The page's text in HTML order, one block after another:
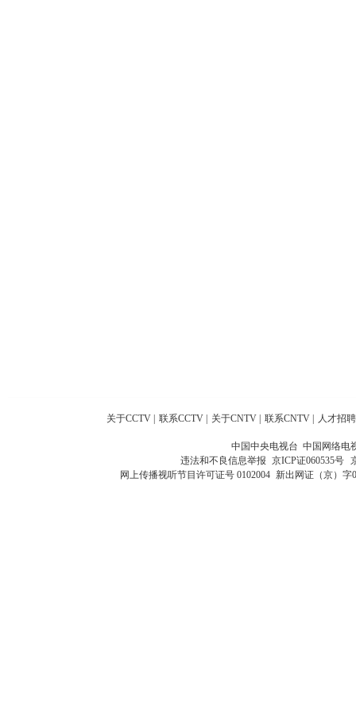
关于CCTV 联系CCTV 关于CNTV 联系CNTV 人才招聘
中国中央电视台 中国网络电
违法和不良信息举报 京ICP证060535号
网上传播视听节目许可证号 0102004 新出网证（京）